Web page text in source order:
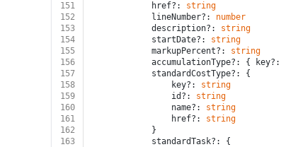
151
			href?:
string
152
			lineNumber?:
number
153
			description?:
string
154
			startDate?:
string
155
			markupPercent?:
string
156
			accumulationType?: { key?:
157
			standardCostType?: {
158
				key?:
string
159
				id?:
string
160
				name?:
string
161
				href?:
string
162
			}
163
			standardTask?: {